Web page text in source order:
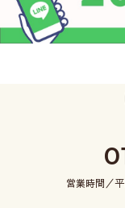
営業時間／